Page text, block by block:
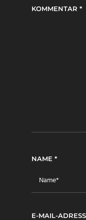
KOMMENTAR *
NAME *
E-MAIL-